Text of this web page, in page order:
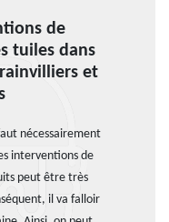
de
tuiles dans
et
nécessairement
interventions de
peut être très
il va falloir